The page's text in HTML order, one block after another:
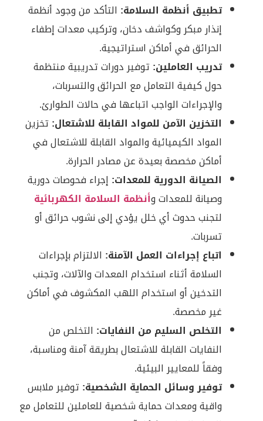
تطبيق أنظمة السلامة: التأكد من وجود أنظمة
إنذار مبكر وكواشف دخان، وتركيب معدات إطفاء
الحرائق في أماكن استراتيجية.
تدريب العاملين: توفير دورات تدريبية منتظمة
حول كيفية التعامل مع الحرائق والتسربات،
والإجراءات الواجب اتباعها في حالات الطوارئ.
التخزين الآمن للمواد القابلة للاشتعال: تخزين
المواد الكيميائية والمواد القابلة للاشتعال في
أماكن مخصصة بعيدة عن مصادر الحرارة.
الصيانة الدورية للمعدات: إجراء فحوصات دورية
وصيانة للمعدات وأنظمة السلامة الكهربائية
لتجنب حدوث أي خلل يؤدي إلى نشوب حرائق أو
تسربات.
اتباع إجراءات العمل الآمنة: الالتزام بإجراءات
السلامة أثناء استخدام المعدات والآلات، وتجنب
التدخين أو استخدام اللهب المكشوف في أماكن
غير مخصصة.
التخلص السليم من النفايات: التخلص من
النفايات القابلة للاشتعال بطريقة آمنة ومناسبة،
وفقاً للمعايير البيئية.
توفير وسائل الحماية الشخصية: توفير ملابس
واقية ومعدات حماية شخصية للعاملين للتعامل مع